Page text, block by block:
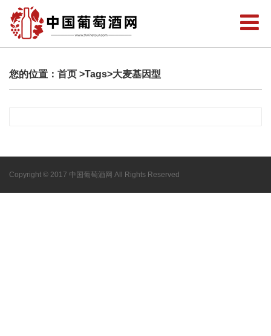
您的位置： 首页 >Tags>大麦基因型
Copyright © 2017 中国葡萄酒网 All Rights Reserved